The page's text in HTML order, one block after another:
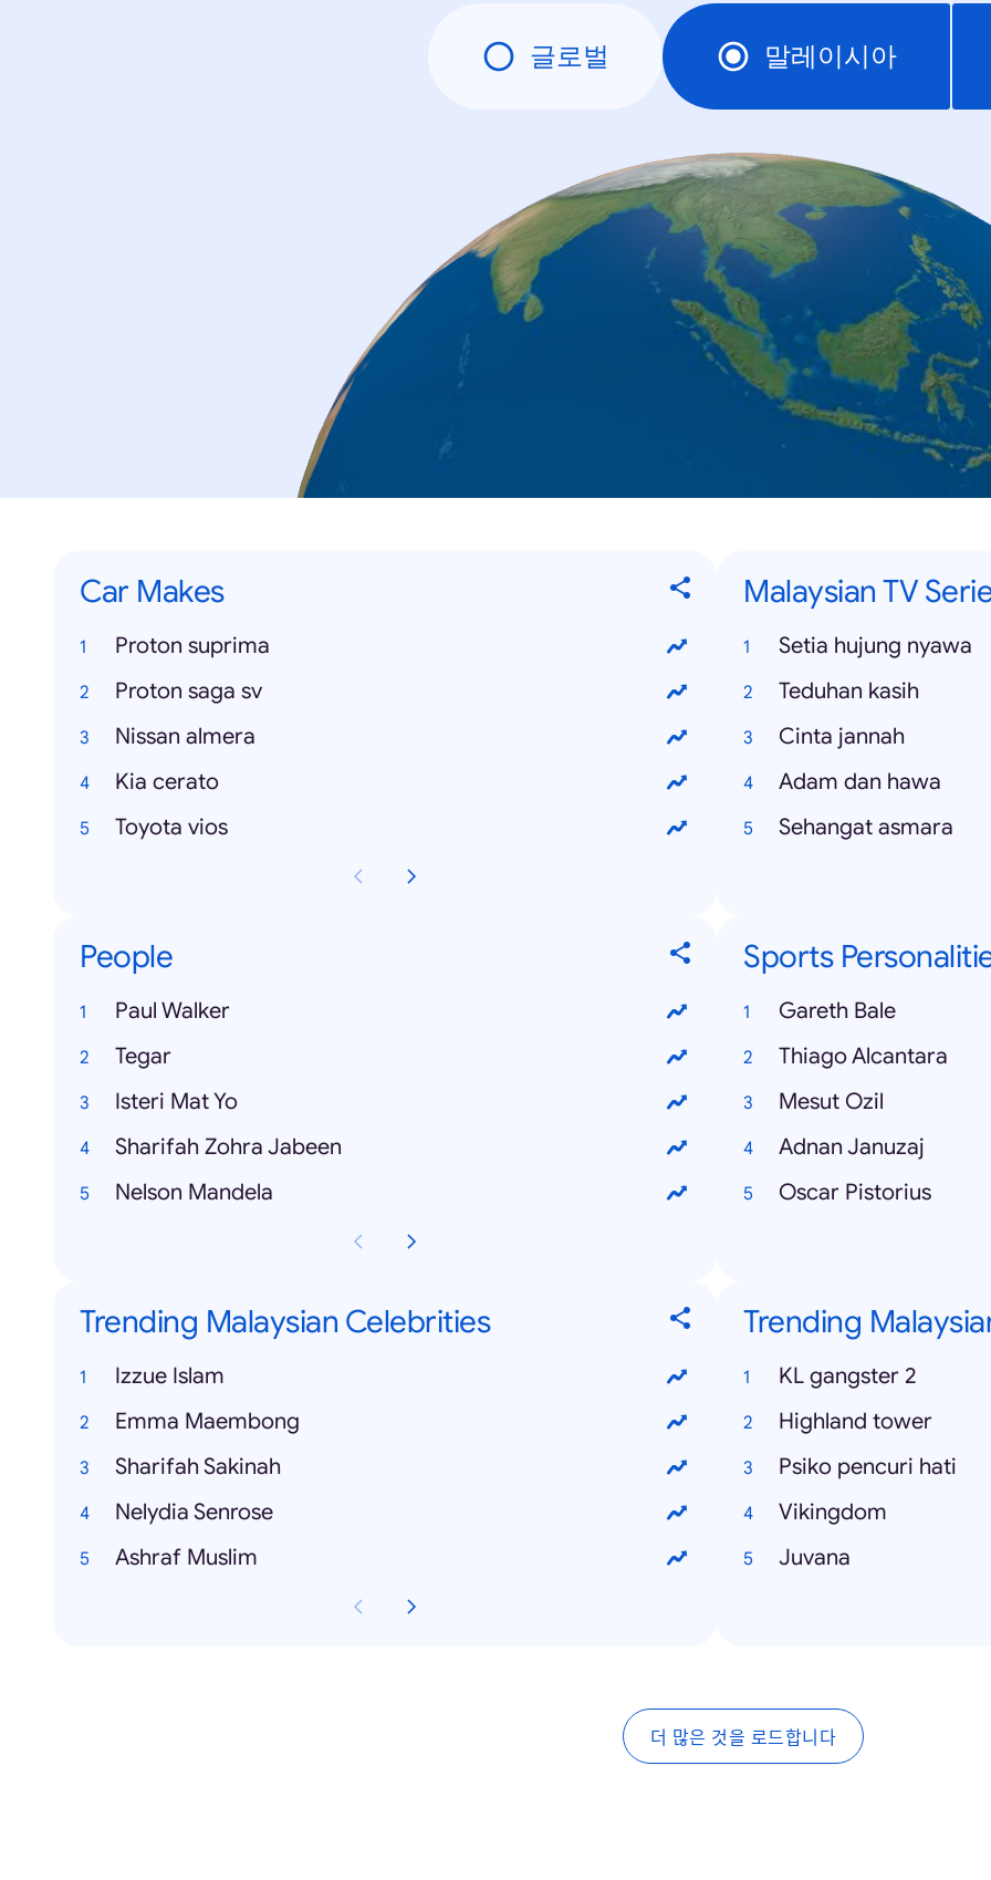
글로벌 말레이시아
Car Makes
Proton suprima
Proton saga sv
Nissan almera
Kia cerato
Toyota vios
Malaysian TV
Setia hujung nyawa
Teduhan kasih
Cinta jannah
Adam dan hawa
Sehangat asmara
People
Paul Walker
Tegar
Isteri Mat Yo
Sharifah Zohra Jabeen
Nelson Mandela
Sports
Gareth Bale
Thiago Alcantara
Mesut Ozil
Adnan Januzaj
Oscar Pistorius
Trending Malaysian Celebrities
Izzue Islam
Emma Maembong
Sharifah Sakinah
Nelydia Senrose
Ashraf Muslim
Trending
KL gangster 2
Highland tower
Psiko pencuri hati
Vikingdom
Juvana
더 많은 것을 로드합니다